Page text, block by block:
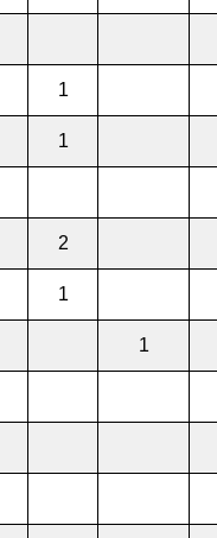
1
1
2
1
1